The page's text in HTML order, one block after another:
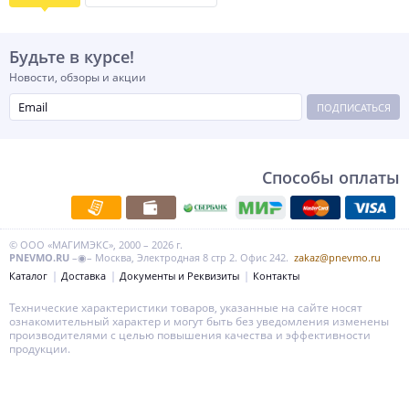
Будьте в курсе!
Новости, обзоры и акции
ПОДПИСАТЬСЯ
Способы оплаты
© ООО «МАГИМЭКС», 2000 – 2026 г.
PNEVMO.RU –◉– Москва, Электродная 8 стр 2. Офис 242. zakaz@pnevmo.ru
Каталог
Доставка Документы и Реквизиты Контакты
Технические характеристики товаров, указанные на сайте носят
ознакомительный характер и могут быть без уведомления изменены
производителями с целью повышения качества и эффективности
продукции.